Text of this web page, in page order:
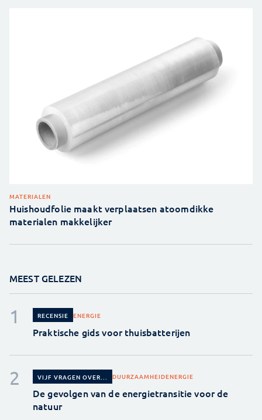
MATERIALEN
Huishoudfolie maakt verplaatsen atoomdikke
materialen makkelijker
MEEST GELEZEN
RECENSIE ENERGIE
Praktische gids voor thuisbatterijen
VIJF VRAGEN OVER... DUURZAAMHEIDENERGIE
De gevolgen van de energietransitie voor de
natuur